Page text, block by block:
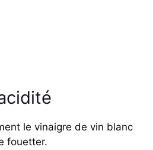
le vinaigre de vin blanc
fouetter.